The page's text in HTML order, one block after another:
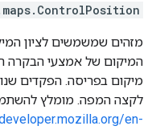
. ControlPosition
מזהים שמשמשים לציון
המיקום של אמצעי הבקרה
מיקום בפריסה. הפקדים
לקצה המפה. מומלץ
en-